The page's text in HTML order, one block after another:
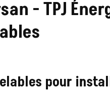
- TPJ
pour